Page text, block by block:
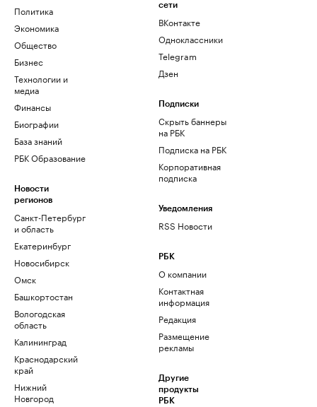
Политика
Экономика
Общество
Бизнес
Технологии и
медиа
Финансы
Биографии
База знаний
РБК Образование
Новости
регионов
Санкт-Петербург
и область
Екатеринбург
Новосибирск
Омск
Башкортостан
Вологодская
область
Калининград
Краснодарский
край
Нижний
Новгород
сети
ВКонтакте
Одноклассники
Telegram
Дзен
Подписки
Скрыть баннеры
на РБК
Подписка на РБК
Корпоративная
подписка
Уведомления
RSS Новости
РБК
О компании
Контактная
информация
Редакция
Размещение
рекламы
Другие
продукты
РБК